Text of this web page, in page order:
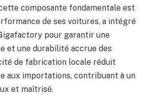
composante fondamentale est
de ses voitures, a intégré
pour garantir une
et une durabilité accrue des
de fabrication locale réduit
aux importations, contribuant à un
et maîtrisé.